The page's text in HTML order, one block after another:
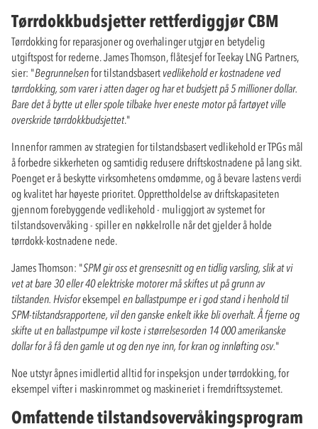
Tørrdokkbudsjetter rettferdiggjør CBM
Tørrdokking for reparasjoner og overhalinger utgjør en betydelig
utgiftspost for rederne. James Thomson, flåtesjef for Teekay LNG Partners,
sier: "Begrunnelsenfor tilstandsbasert vedlikehold er kostnadene ved
tørrdokking, som varer i atten dager og har et budsjett på5 millioner dollar.
Bare det å bytte ut eller spole tilbake hver eneste motor på fartøyet ville
overskride tørrdokkbudsjettet."
Innenfor rammen av strategien for tilstandsbasert vedlikehold er TPGs mål
å forbedre sikkerheten og samtidig redusere driftskostnadene på lang sikt.
Poenget er å beskytte virksomhetens omdømme, og å bevare lastens verdi
og kvalitet har høyeste prioritet. Opprettholdelse av driftskapasiteten
gjennom forebyggende vedlikehold - muliggjort av systemet for
tilstandsovervåking - spiller en nøkkelrolle når det gjelder å holde
tørrdokk-kostnadene nede.
James Thomson: "SPM gir oss et grensesnitt og en tidlig varsling, slik at vi
vet at bare 30 eller 40 elektriske motorer må skiftes ut på grunn av
tilstanden. Hvisforeksempel en ballastpumpe er i god stand i henhold til
SPM-tilstandsrapportene, vil den ganske enkelt ikke bli overhalt. Å fjerne og
skifte ut en ballastpumpe vil koste i størrelsesorden 14 000 amerikanske
dollar for å få den gamle ut og den nye inn, for kran og innløfting osv."
Noe utstyr åpnes imidlertid alltid for inspeksjon under tørrdokking, for
eksempel vifter i maskinrommet og maskineriet i fremdriftssystemet.
Omfattende tilstandsovervåkingsprogram